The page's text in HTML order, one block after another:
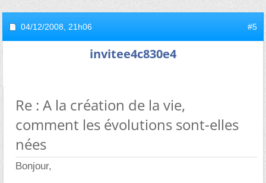
04/12/2008, 21h06 #5
invitee4c830e4
Re : A la création de la vie,
comment les évolutions sont-elles
nées
Bonjour,